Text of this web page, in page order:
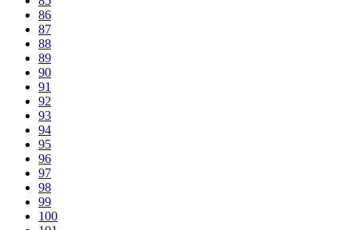
86
87
88
89
90
91
92
93
94
95
96
97
98
99
100